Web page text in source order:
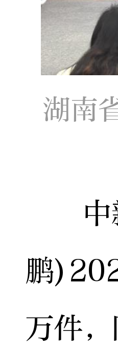
湖南
中新
鹏
万件